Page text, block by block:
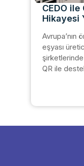
CEDO ile
Hikayesi
Avrupa’nın
eşyası
QR ile